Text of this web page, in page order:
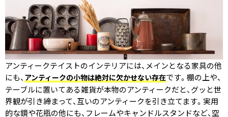
アンティークテイストのインテリアには、メインとなる家具の他
にも、アンティークの小物は絶対に欠かせない存在です。棚の上や、
テーブルに置いてある雑貨が本物のアンティークだと、グッと世
界観が引き締まって、互いのアンティークを引き立てます。実用
的な鏡や花瓶の他にも、フレームやキャンドルスタンドなど、空